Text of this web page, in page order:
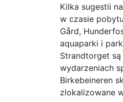
Kilka sugestii
w czasie
Gård,
aquaparki i
Strandtorget
wydarzeniach
Birkebeineren
zlokalizowane